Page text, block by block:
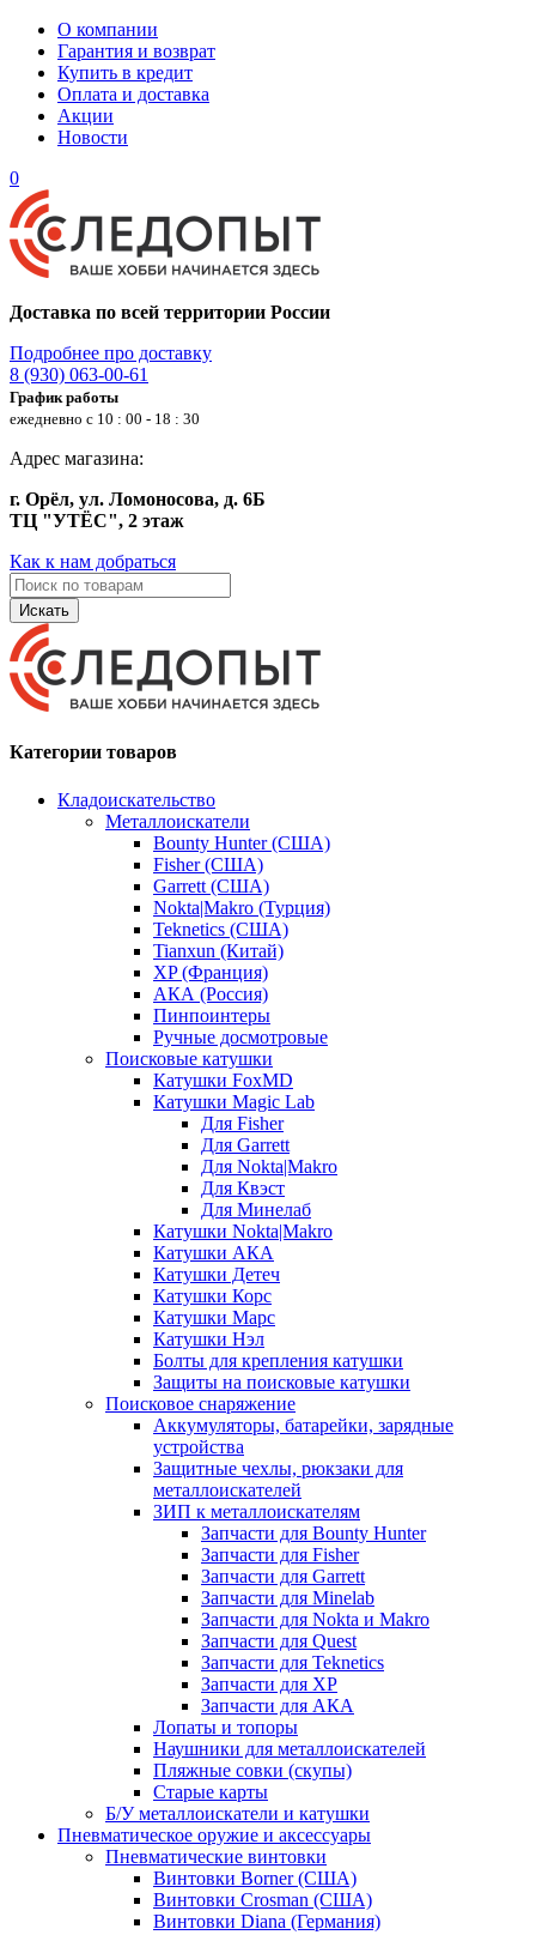
О компании
Гарантия и возврат
Купить в кредит
Оплата и доставка
Акции
Новости
0
Доставка по всей территории России
Подробнее про доставку
8 (930) 063-00-61
График работы
ежедневно с 10 : 00 - 18 : 30
Адрес магазина:
г. Орёл, ул. Ломоносова, д. 6Б
ТЦ "УТЁС", 2 этаж
Как к нам добраться
Искать
Категории товаров
Кладоискательство
Металлоискатели
Bounty Hunter (США)
Fisher (США)
Garrett (США)
Nokta|Makro (Турция)
Teknetics (США)
Tianxun (Китай)
XP (Франция)
АКА (Россия)
Пинпоинтеры
Ручные досмотровые
Поисковые катушки
Катушки FoxMD
Катушки Magic Lab
Для Fisher
Для Garrett
Для Nokta|Makro
Для Квэст
Для Минелаб
Катушки Nokta|Makro
Катушки АКА
Катушки Детеч
Катушки Корс
Катушки Марс
Катушки Нэл
Болты для крепления катушки
Защиты на поисковые катушки
Поисковое снаряжение
Аккумуляторы, батарейки, зарядные
устройства
Защитные чехлы, рюкзаки для
металлоискателей
ЗИП к металлоискателям
Запчасти для Bounty Hunter
Запчасти для Fisher
Запчасти для Garrett
Запчасти для Minelab
Запчасти для Nokta и Makro
Запчасти для Quest
Запчасти для Teknetics
Запчасти для XP
Запчасти для АКА
Лопаты и топоры
Наушники для металлоискателей
Пляжные совки (скупы)
Старые карты
Б/У металлоискатели и катушки
Пневматическое оружие и аксессуары
Пневматические винтовки
Винтовки Borner (США)
Винтовки Crosman (США)
Винтовки Diana (Германия)